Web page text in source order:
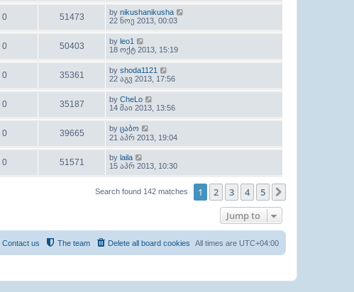
0 51473 by nikushanikusha
22 ნოე 2013, 00:03
0 50403 by leo1
18 ოქტ 2013, 15:19
0 35361 by shoda1121
22 აგვ 2013, 17:56
0 35187 by CheLo
14 მაი 2013, 13:56
0 39665 by ცაბო
21 აპრ 2013, 19:04
0 51571 by laila
15 აპრ 2013, 10:30
Search found 142 matches 1 2 3 4 5
Jump to
All times are UTC+04:00
Delete all board cookies
The team
Contact us